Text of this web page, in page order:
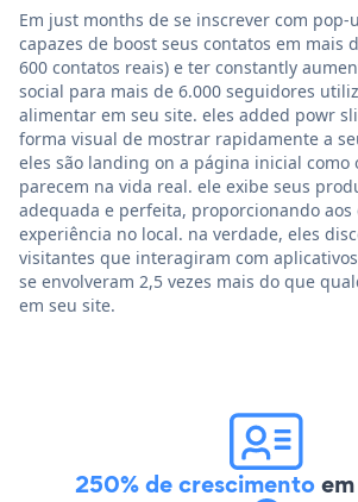
Em just months de se inscrever com pop-
capazes de boost seus contatos em mais
600 contatos reais) e ter constantly
social para mais de 6.000 seguidores
alimentar em seu site. eles added powr
forma visual de mostrar rapidamente a
eles são landing on a página inicial como
parecem na vida real. ele exibe seus
adequada e perfeita, proporcionando
experiência no local. na verdade, eles
visitantes que interagiram com
se envolveram 2,5 vezes mais do que
em seu site.
250% de crescimentoem